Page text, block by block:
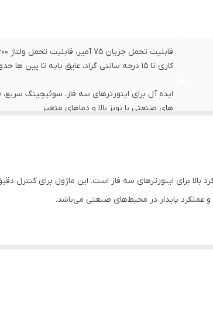
کاری تا 15 درجه سانتی گراد، عایق پایه تا پین ها حدود 2500V AC، دارای پد فلزی انتقال حرارت
ایده آل برای اینورترهای سه فاز، سوئیچینگ
های صنعتی با نویز بالا و دماهای متغیر
عملکرد پایدار در محیط‌های صنعتی می‌باشد.